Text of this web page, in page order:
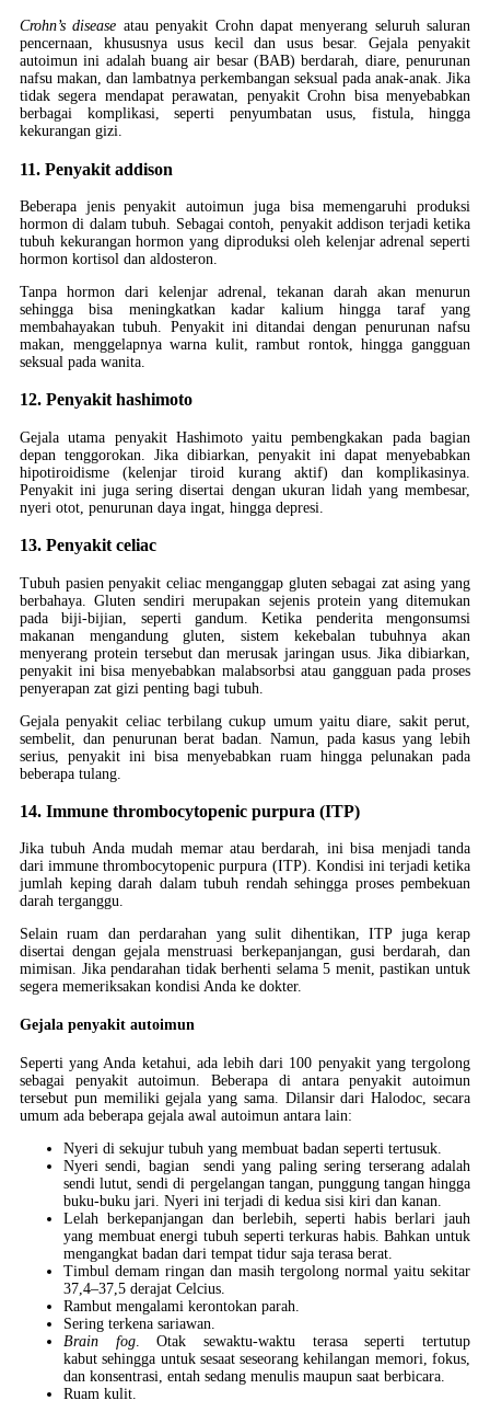
Crohn’s disease atau penyakit Crohn dapat menyerang seluruh saluran
pencernaan, khususnya usus kecil dan usus besar. Gejala penyakit
autoimun ini adalah buang air besar (BAB) berdarah, diare, penurunan
nafsu makan, dan lambatnya perkembangan seksual pada anak-anak. Jika
tidak segera mendapat perawatan, penyakit Crohn bisa menyebabkan
berbagai komplikasi, seperti penyumbatan usus, fistula, hingga
kekurangan gizi.
11. Penyakit addison
Beberapa jenis penyakit autoimun juga bisa memengaruhi produksi
hormon di dalam tubuh. Sebagai contoh, penyakit addison terjadi ketika
tubuh kekurangan hormon yang diproduksi oleh kelenjar adrenal seperti
hormon kortisol dan aldosteron.
Tanpa hormon dari kelenjar adrenal, tekanan darah akan menurun
sehingga bisa meningkatkan kadar kalium hingga taraf yang
membahayakan tubuh. Penyakit ini ditandai dengan penurunan nafsu
makan, menggelapnya warna kulit, rambut rontok, hingga gangguan
seksual pada wanita.
12. Penyakit hashimoto
Gejala utama penyakit Hashimoto yaitu pembengkakan pada bagian
depan tenggorokan. Jika dibiarkan, penyakit ini dapat menyebabkan
hipotiroidisme (kelenjar tiroid kurang aktif) dan komplikasinya.
Penyakit ini juga sering disertai dengan ukuran lidah yang membesar,
nyeri otot, penurunan daya ingat, hingga depresi.
13. Penyakit celiac
Tubuh pasien penyakit celiac menganggap gluten sebagai zat asing yang
berbahaya. Gluten sendiri merupakan sejenis protein yang ditemukan
pada biji-bijian, seperti gandum. Ketika penderita mengonsumsi
makanan mengandung gluten, sistem kekebalan tubuhnya akan
menyerang protein tersebut dan merusak jaringan usus. Jika dibiarkan,
penyakit ini bisa menyebabkan malabsorbsi atau gangguan pada proses
penyerapan zat gizi penting bagi tubuh.
Gejala penyakit celiac terbilang cukup umum yaitu diare, sakit perut,
sembelit, dan penurunan berat badan. Namun, pada kasus yang lebih
serius, penyakit ini bisa menyebabkan ruam hingga pelunakan pada
beberapa tulang.
14. Immune thrombocytopenic purpura (ITP)
Jika tubuh Anda mudah memar atau berdarah, ini bisa menjadi tanda
dari immune thrombocytopenic purpura (ITP). Kondisi ini terjadi ketika
jumlah keping darah dalam tubuh rendah sehingga proses pembekuan
darah terganggu.
Selain ruam dan perdarahan yang sulit dihentikan, ITP juga kerap
disertai dengan gejala menstruasi berkepanjangan, gusi berdarah, dan
mimisan. Jika pendarahan tidak berhenti selama 5 menit, pastikan untuk
segera memeriksakan kondisi Anda ke dokter.
Gejala penyakit autoimun
Seperti yang Anda ketahui, ada lebih dari 100 penyakit yang tergolong
sebagai penyakit autoimun. Beberapa di antara penyakit autoimun
tersebut pun memiliki gejala yang sama. Dilansir dari Halodoc, secara
umum ada beberapa gejala awal autoimun antara lain:
Nyeri di sekujur tubuh yang membuat badan seperti tertusuk.
Nyeri sendi, bagian sendi yang paling sering terserang adalah
sendi lutut, sendi di pergelangan tangan, punggung tangan hingga
buku-buku jari. Nyeri ini terjadi di kedua sisi kiri dan kanan.
Lelah berkepanjangan dan berlebih, seperti habis berlari jauh
yang membuat energi tubuh seperti terkuras habis. Bahkan untuk
mengangkat badan dari tempat tidur saja terasa berat.
Timbul demam ringan dan masih tergolong normal yaitu sekitar
37,4–37,5 derajat Celcius.
Rambut mengalami kerontokan parah.
Sering terkena sariawan.
Brain fog. Otak sewaktu-waktu terasa seperti tertutup
kabut sehingga untuk sesaat seseorang kehilangan memori, fokus,
dan konsentrasi, entah sedang menulis maupun saat berbicara.
Ruam kulit.